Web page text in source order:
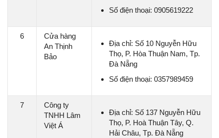
Số điện thoại: 0905619222
6
Cửa hàng
An Thịnh
Bảo
Địa chỉ: Số 10 Nguyễn Hữu
Thọ, P. Hòa Thuận Nam, Tp.
Đà Nẵng
Số điện thoại: 0357989459
7
Công ty
TNHH Lâm
Việt Á
Địa chỉ: Số 137 Nguyễn Hữu
Thọ, P. Hoà Thuận Tây, Q.
Hải Châu, Tp. Đà Nẵng